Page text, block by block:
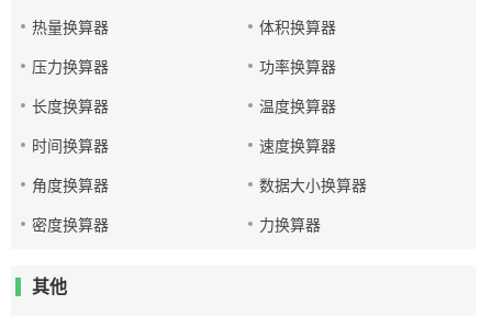
热量换算器 体积换算器
压力换算器 功率换算器
长度换算器 温度换算器
时间换算器 速度换算器
角度换算器 数据大小换算器
密度换算器 力换算器
其他